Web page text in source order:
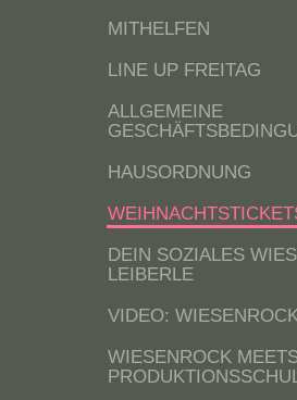
MITHELFEN
LINE UP FREITAG
ALLGEMEINE
HAUSORDNUNG
DEIN SOZIALES
LEIBERLE
VIDEO:
WIESENROCK